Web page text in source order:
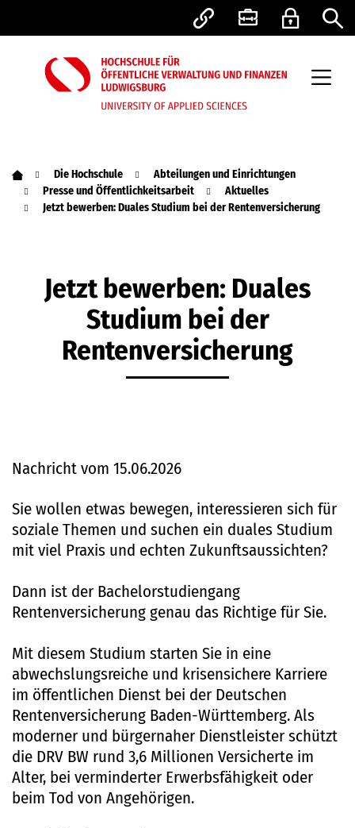
Die Hochschule
Abteilungen und Einrichtungen
Presse und Öffentlichkeitsarbeit
Aktuelles
Jetzt bewerben: Duales Studium bei der Rentenversicherung
Jetzt bewerben: Duales
Studium bei der
Rentenversicherung
Nachricht vom 15.06.2026
Sie wollen etwas bewegen, interessieren sich für
soziale Themen und suchen ein duales Studium
mit viel Praxis und echten Zukunftsaussichten?
Dann ist der Bachelorstudiengang
Rentenversicherung genau das Richtige für Sie.
Mit diesem Studium starten Sie in eine
abwechslungsreiche und krisensichere Karriere
im öffentlichen Dienst bei der Deutschen
Rentenversicherung Baden-Württemberg. Als
moderner und bürgernaher Dienstleister schützt
die DRV BW rund 3,6 Millionen Versicherte im
Alter, bei verminderter Erwerbsfähigkeit oder
beim Tod von Angehörigen.